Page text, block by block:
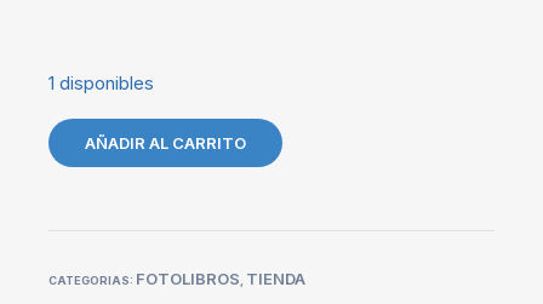
1 disponibles
AÑADIR AL CARRITO
CATEGORIAS: FOTOLIBROS TIENDA